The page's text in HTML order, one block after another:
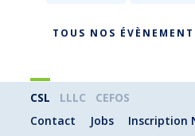
TOUS NOS
CSL LLLC
CEFOS
Contact
Jobs Inscription